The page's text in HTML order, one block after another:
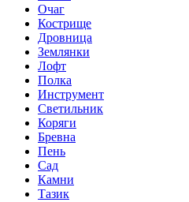
Очаг
Кострище
Дровница
Землянки
Лофт
Полка
Инструмент
Светильник
Коряги
Бревна
Пень
Сад
Камни
Тазик